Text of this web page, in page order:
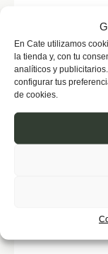
En Cate utilizamos
la tienda y, con tu
analíticos y
configurar tus
de cookies.